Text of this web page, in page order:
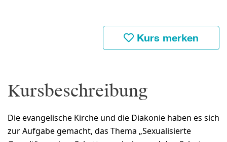
Kurs merken
Kursbeschreibung
Die evangelische Kirche und die Diakonie haben es sich
zur Aufgabe gemacht, das Thema „Sexualisierte